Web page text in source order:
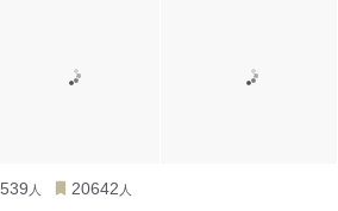
539 人 20642 人